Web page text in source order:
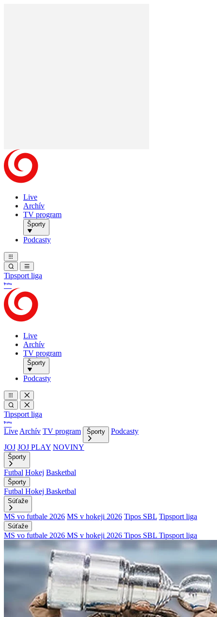
Live
Archív
TV program
Športy
Podcasty
Tipsport liga
Live
Archív
TV program
Športy
Podcasty
Tipsport liga
Live Archív TV program Športy
Podcasty
JOJ JOJ PLAY NOVINY
Športy
Futbal Hokej Basketbal
Športy
Futbal Hokej Basketbal
Súťaže
MS vo futbale 2026 MS v hokeji 2026 Tipos SBL Tipsport liga
Súťaže
MS vo futbale 2026 MS v hokeji 2026 Tipos SBL Tipsport liga